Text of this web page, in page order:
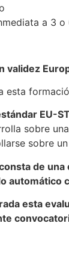
a 3
validez
esta
EU-
sobre
sobre
de
automático
esta